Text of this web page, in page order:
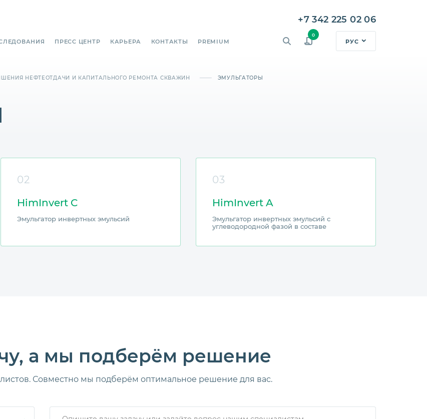
+7 342 225 02 06
ПРЕСС ЦЕНТР КАРЬЕРА КОНТАКТЫ PREMIUM
0
РУС
НЕФТЕОТДАЧИ И КАПИТАЛЬНОГО РЕМОНТА СКВАЖИН —— ЭМУЛЬГАТОРЫ
02
HimInvert C
Эмульгатор инвертных эмульсий
03
HimInvert A
Эмульгатор инвертных эмульсий с
углеводородной фазой в составе
а мы подберём решение
Совместно мы подберём оптимальное решение для вас.